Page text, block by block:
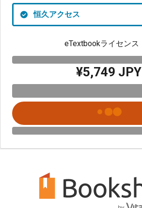
恒久アクセス
eTextbookライセンス
¥5,749 JPY